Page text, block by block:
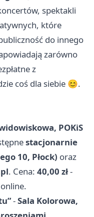
spektakli
które
do innego
zarówno
z
coś dla siebie 😊.
POKiS
stacjonarnie
10, Płock) oraz
. Cena: 40,00 zł-
-Sala Kolorowa,